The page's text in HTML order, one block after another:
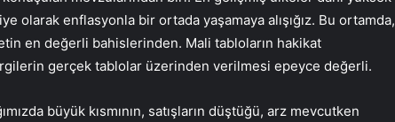
olarak enflasyonla bir ortada yaşamaya alışığız. Bu ortamda,
en değerli bahislerinden. Mali tabloların hakikat
gerçek tablolar üzerinden verilmesi epeyce değerli.
büyük kısmının, satışların düştüğü, arz mevcutken